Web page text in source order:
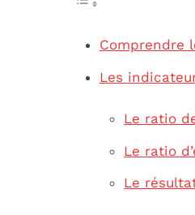
Comprendre
Les
Le ratio
Le ratio
Le